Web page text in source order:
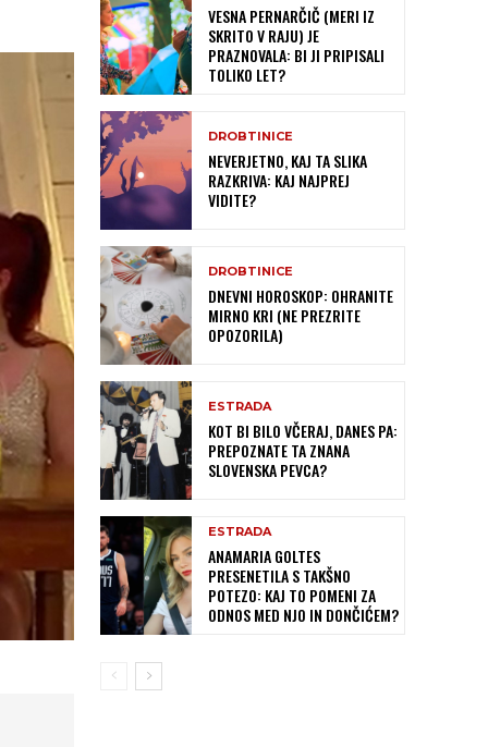
VESNA PERNARČIČ (MERI IZ
SKRITO V RAJU) JE
PRAZNOVALA: BI JI PRIPISALI
TOLIKO LET?
DROBTINICE
NEVERJETNO, KAJ TA SLIKA
RAZKRIVA: KAJ NAJPREJ
VIDITE?
DROBTINICE
DNEVNI HOROSKOP: OHRANITE
MIRNO KRI (NE PREZRITE
OPOZORILA)
ESTRADA
KOT BI BILO VČERAJ, DANES PA:
PREPOZNATE TA ZNANA
SLOVENSKA PEVCA?
ESTRADA
ANAMARIA GOLTES
PRESENETILA S TAKŠNO
POTEZO: KAJ TO POMENI ZA
ODNOS MED NJO IN DONČIĆEM?